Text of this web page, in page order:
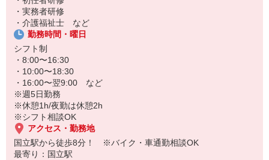
・実務者研修
・介護福祉士 など
勤務時間・曜日
シフト制
・8:00〜16:30
・10:00〜18:30
・16:00〜翌9:00 など
※週5日勤務
※休憩1h/夜勤は休憩2h
※シフト相談OK
アクセス・勤務地
国立駅から徒歩8分！ ※バイク・車通勤相談OK
最寄り：国立駅